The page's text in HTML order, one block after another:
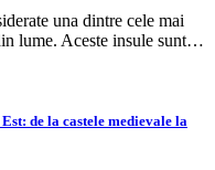
una dintre cele mai
lume. Aceste insule sunt…
de la castele medievale la